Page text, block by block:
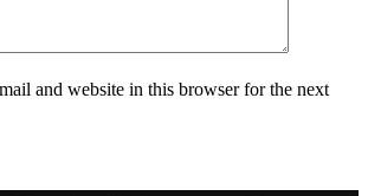
and website in this browser for the next